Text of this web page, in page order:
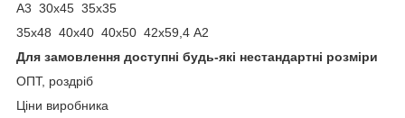
А3 30x45 35х35
35х48 40x40 40х50 42х59,4 А2
Для замовлення доступні будь-які нестандартні розміри
ОПТ, роздріб
Ціни виробника